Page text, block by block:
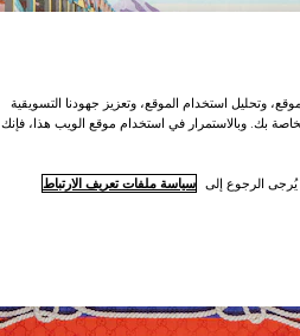
وتحليل استخدام الموقع، وتعزيز جهودنا التسويقية
بك. وبالاستمرار في استخدام موقع الويب هذا، فإنك
يُرجى الرجوع إلى سياسة ملفات تعريف الارتباط